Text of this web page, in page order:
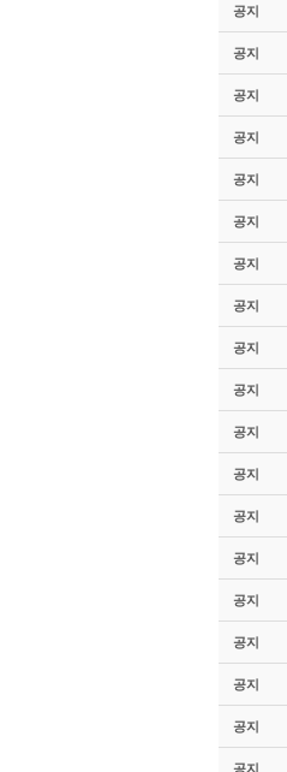
공지
공지
공지
공지
공지
공지
공지
공지
공지
공지
공지
공지
공지
공지
공지
공지
공지
공지
공지